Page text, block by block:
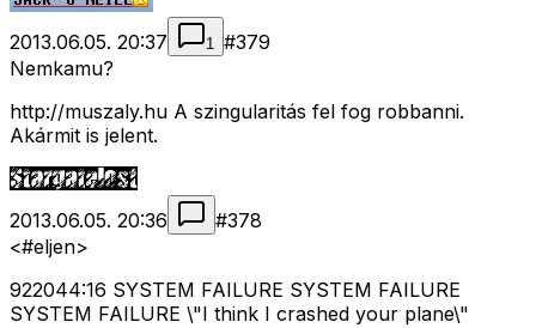
2013.06.05. 20:37 1 #379
Nemkamu?
http://muszaly.hu A szingularitás fel fog robbanni.
Akármit is jelent.
2013.06.05. 20:36 #378
<#eljen>
922044:16 SYSTEM FAILURE SYSTEM FAILURE
SYSTEM FAILURE \"I think I crashed your plane\"